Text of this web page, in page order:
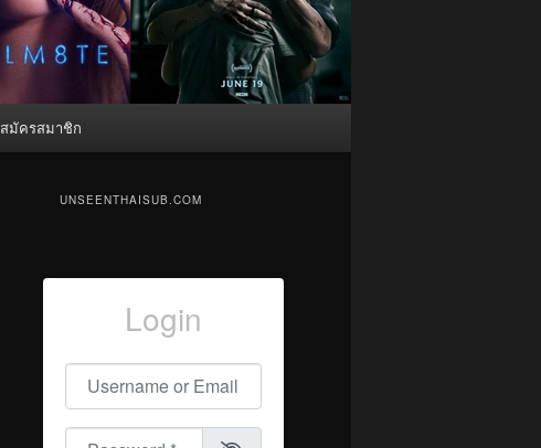
สมัครสมาชิก
UNSEENTHAISUB.COM
Login
Username or Email
Password